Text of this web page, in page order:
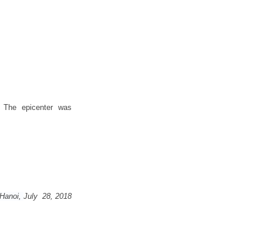
epicenter was
Hanoi, July 28, 2018